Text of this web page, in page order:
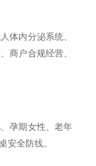
体内分泌系统、
商户合规经营、
孕期女性、老年
安全防线。